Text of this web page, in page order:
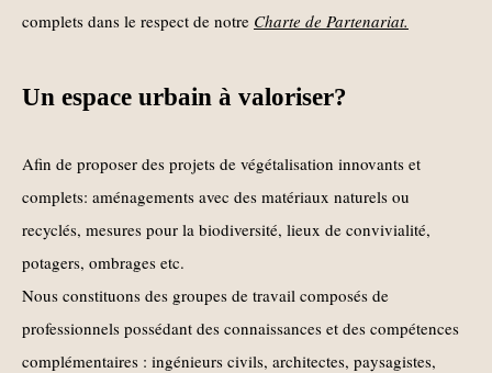
complets dans le respect de notre Charte de Partenariat.
Un espace urbain à valoriser?
Afin de proposer des projets de végétalisation innovants et
complets: aménagements avec des matériaux naturels ou
recyclés, mesures pour la biodiversité, lieux de convivialité,
potagers, ombrages etc.
Nous constituons des groupes de travail composés de
professionnels possédant des connaissances et des compétences
complémentaires : ingénieurs civils, architectes, paysagistes,